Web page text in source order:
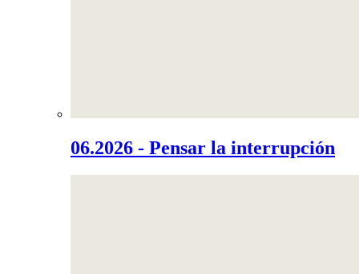
06.2026 - Pensar la interrupción